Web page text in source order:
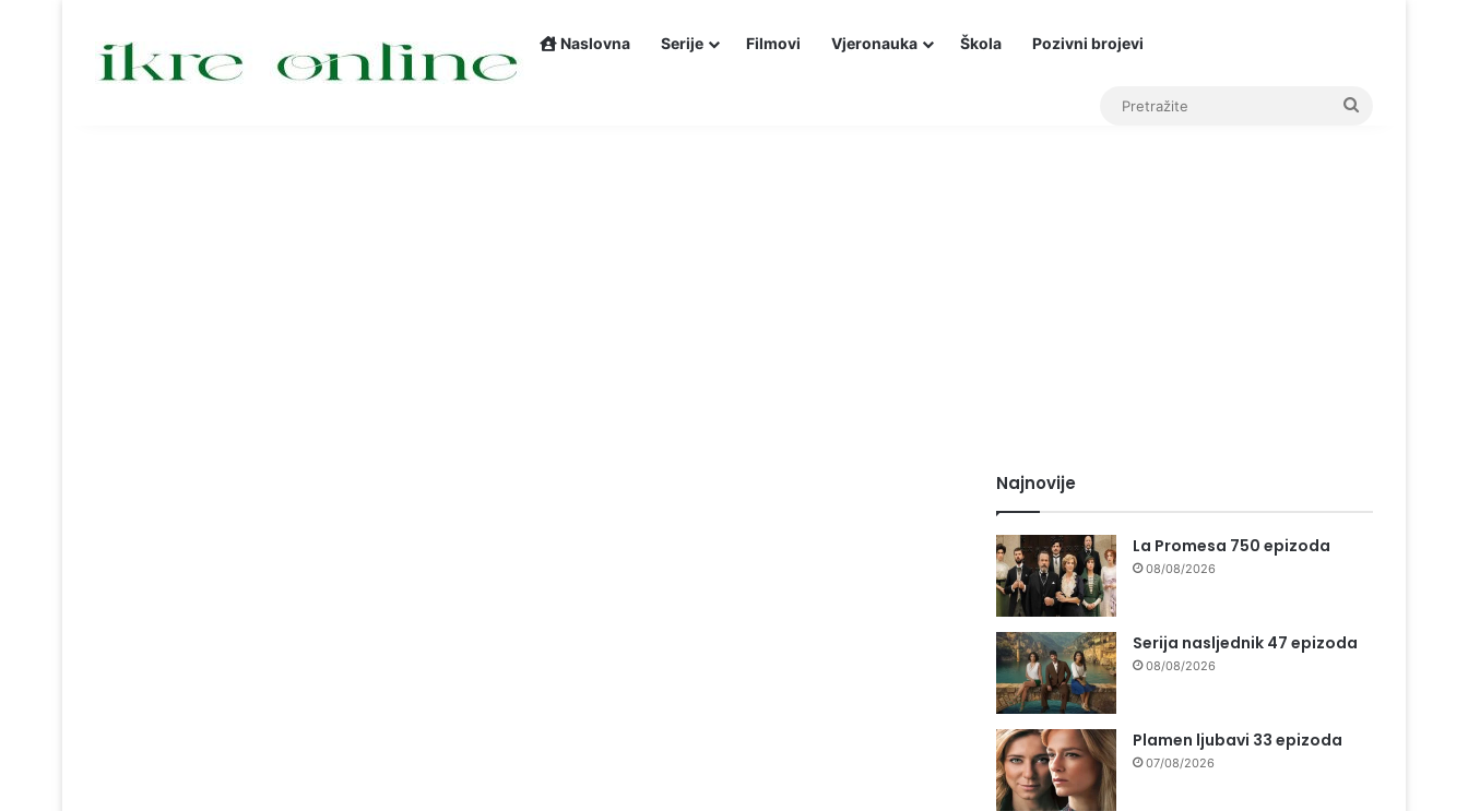
Naslovna Serije Filmovi Vjeronauka Škola Pozivni brojevi
Najnovije
La Promesa 750 epizoda
08/08/2026
Serija nasljednik 47 epizoda
08/08/2026
Plamen ljubavi 33 epizoda
07/08/2026